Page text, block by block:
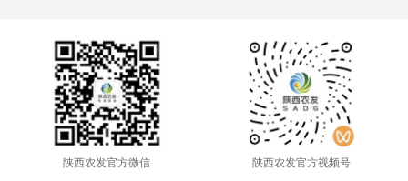
陕西农发官方微信 陕西农发官方视频号